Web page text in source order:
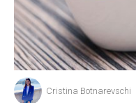
Cristina Botnarevschi